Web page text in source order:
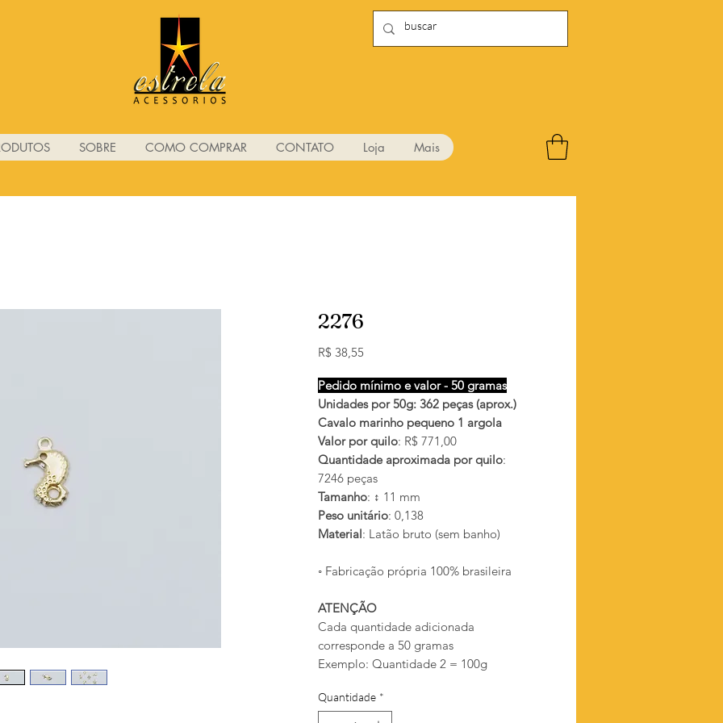
SOBRE COMO COMPRAR CONTATO Loja Mais
2276
R$ 38,55Preço
Pedido mínimo e valor - 50 gramas
Unidades por 50g: 362 peças (aprox.)
Cavalo marinho pequeno 1 argola
Valor por quilo: R$ 771,00
Quantidade aproximada por quilo:
7246 peças
Tamanho: ↕ 11 mm
Peso unitário: 0,138
Material: Latão bruto (sem banho)
◦ Fabricação própria 100% brasileira
ATENÇÃO
Cada quantidade adicionada
corresponde a 50 gramas
Exemplo: Quantidade 2 = 100g
Quantidade *